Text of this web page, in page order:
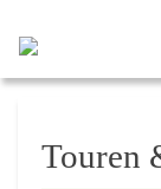
Touren